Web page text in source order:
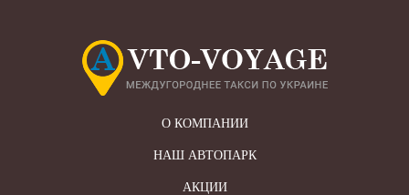
О КОМПАНИИ
НАШ АВТОПАРК
АКЦИИ